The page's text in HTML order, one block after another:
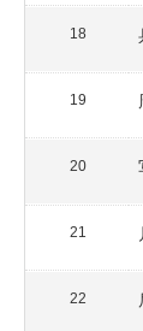
18
19
20
21
22